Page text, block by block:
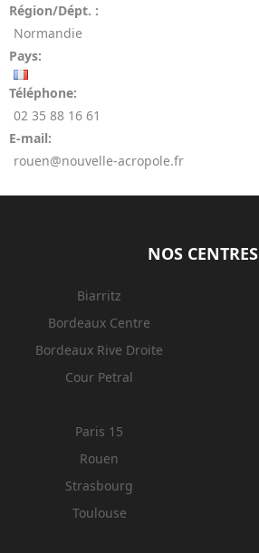
Région/Dépt. :
Normandie
Pays:
Téléphone:
02 35 88 16 61
E-mail:
rouen@nouvelle-acropole.fr
NOS CENTRES
Biarritz
Bordeaux Centre
Bordeaux Rive Droite
Cour Petral
Paris 15
Rouen
Strasbourg
Toulouse